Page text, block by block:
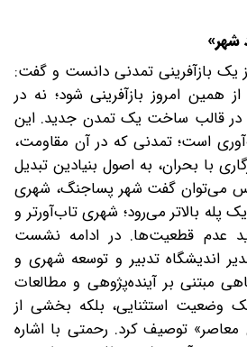
شهر»
یک بازآفرینی تمدنی دانست و گفت:
همین امروز بازآفرینی شود؛ نه در
در قالب ساخت یک تمدن جدید. این
است؛ تمدنی که در آن مقاومت،
با بحران، به اصول بنیادین تبدیل
می‌توان گفت شهر پساجنگ، شهری
پله بالاتر می‌رود؛ شهری تاب‌آورتر و
عدم‌ قطعیت‌ها. در ادامه نشست
اندیشگاه تدبیر و توسعه شهری و
مبتنی بر آینده‌پژوهی و مطالعات
وضعیت استثنایی، بلکه بخشی از
معاصر» توصیف کرد. رحمتی با اشاره